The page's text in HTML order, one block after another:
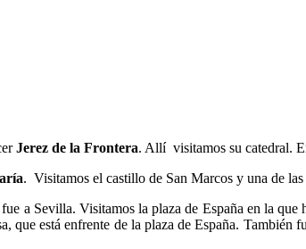
Jerez de la Frontera. Allí visitamos su catedral.
. Visitamos el castillo de San Marcos y una de
a Sevilla. Visitamos la plaza de España en la
que está enfrente de la plaza de España.